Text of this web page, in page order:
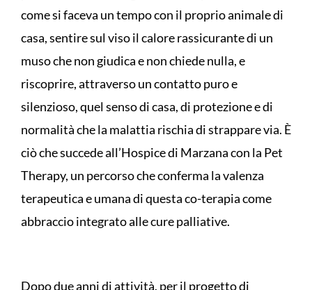
come si faceva un tempo con il proprio animale di
casa, sentire sul viso il calore rassicurante di un
muso che non giudica e non chiede nulla, e
riscoprire, attraverso un contatto puro e
silenzioso, quel senso di casa, di protezione e di
normalità che la malattia rischia di strappare via. È
ciò che succede all’Hospice di Marzana con la Pet
Therapy, un percorso che conferma la valenza
terapeutica e umana di questa co-terapia come
abbraccio integrato alle cure palliative.
Dopo due anni di attività, per il progetto di